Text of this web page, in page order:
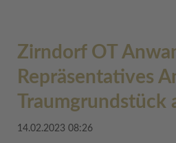
Zirndorf OT
Repräsentatives
Traumgrundstück
14.02.2023 08:26